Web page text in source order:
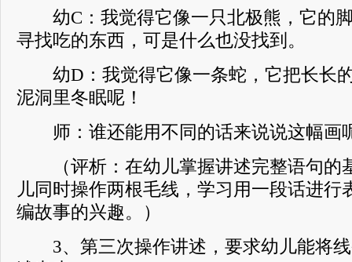
幼C：我觉得它像一只北极熊，它的
寻找吃的东西，可是什么也没找到。
幼D：我觉得它像一条蛇，它把长长
泥洞里冬眠呢！
师：谁还能用不同的话来说说这幅画
（评析：在幼儿掌握讲述完整语句的
儿同时操作两根毛线，学习用一段话进行
编故事的兴趣。）
3、第三次操作讲述，要求幼儿能将线